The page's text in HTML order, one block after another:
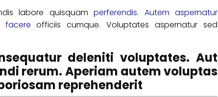
labore quisquam perferendis. Autem aspernatur
facere officiis cumque. Voluptates aspernatur sed
deleniti voluptates. Aut
rerum. Aperiam autem voluptas
reprehenderit